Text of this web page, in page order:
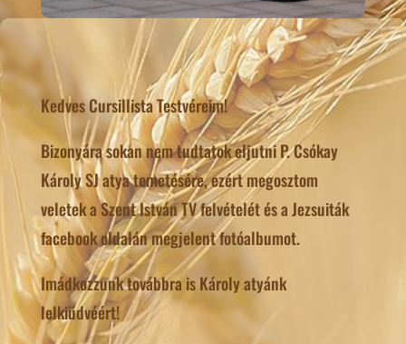
Kedves Cursillista Testvéreim!
Bizonyára sokan nem tudtatok eljutni P. Csókay
Károly SJ atya temetésére, ezért megosztom
veletek a Szent István TV felvételét és a Jezsuiták
facebook oldalán megjelent fotóalbumot.
Imádkozzunk továbbra is Károly atyánk
lelkiüdvéért!